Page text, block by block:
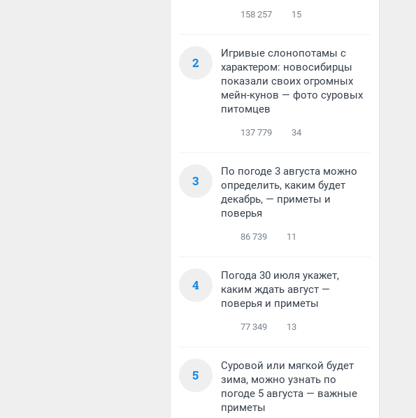
158 257 15
2
Игривые слонопотамы с
характером: новосибирцы
показали своих огромных
мейн-кунов — фото суровых
питомцев
137 779 34
3
По погоде 3 августа можно
определить, каким будет
декабрь, — приметы и
поверья
86 739 11
4
Погода 30 июля укажет,
каким ждать август —
поверья и приметы
77 349 13
5
Суровой или мягкой будет
зима, можно узнать по
погоде 5 августа — важные
приметы